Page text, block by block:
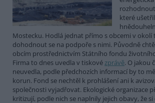
které
Mostecku. Hodlá jednat přímo s obcemi v okolí
dohodnout se na podpoře s nimi. Původně
obcím prostřednictvím Státního fondu
Firma to dnes uvedla v tiskovézprávě. O jakou
neuvedla, podle předchozích informací by to
korun. Fond se nechtěl k prohlášení ani k
společnosti vyjadřovat. Ekologické organizace
kritizují, podle nich se naplnily jejich obavy, že si